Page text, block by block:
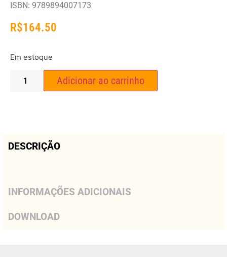
ISBN: 9789894007173
R$164.50
Em estoque
Adicionar ao carrinho
DESCRIÇÃO
INFORMAÇÕES ADICIONAIS
DOWNLOAD